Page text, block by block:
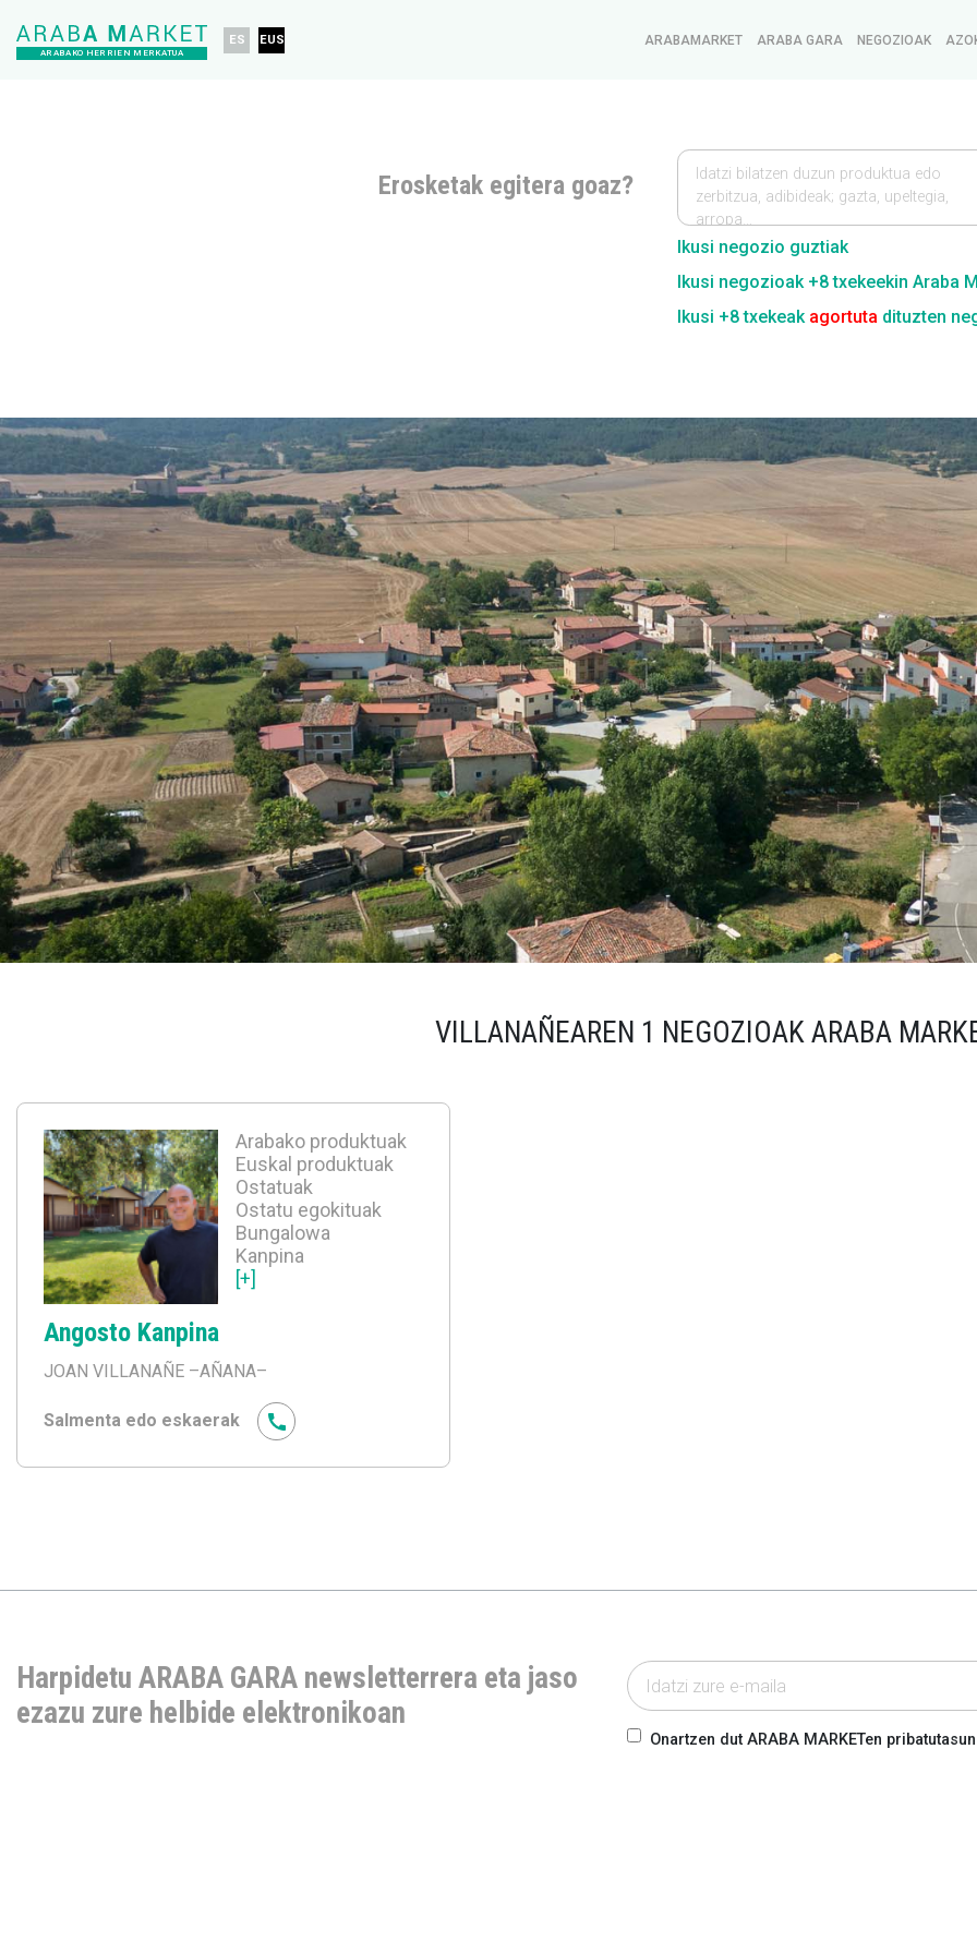
ARABAKO HERRIEN MERKATUA
ES EUS ARABAMARKET ARABA GARA NEGOZIOAK
Erosketak egitera goaz?
Idatzi bilatzen duzun produktua edo
zerbitzua, adibideak; gazta, upeltegia,
arropa…
Ikusi negozio guztiak
Ikusi negozioak +8 txekeekin Araba
Ikusi +8 txekeak agortuta dituzten
VILLANAÑEAREN 1 NEGOZIOAK ARABA
Arabako produktuak
Euskal produktuak
Ostatuak
Ostatu egokituak
Bungalowa
Kanpina
[+]
Angosto Kanpina
JOAN VILLANAÑE –AÑANA–
Salmenta edo eskaerak
Harpidetu ARABA GARA newsletterrera eta jaso
ezazu zure helbide elektronikoan
Onartzen dut ARABA MARKETen